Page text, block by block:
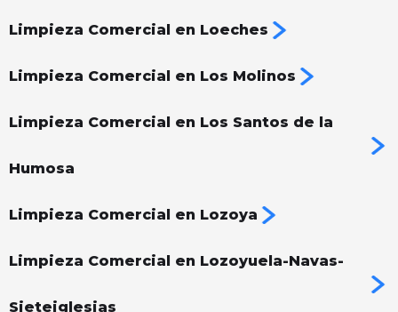
Limpieza Comercial en Loeches
Limpieza Comercial en Los Molinos
Limpieza Comercial en Los Santos de la
Humosa
Limpieza Comercial en Lozoya
Limpieza Comercial en Lozoyuela-Navas-
Sieteiglesias